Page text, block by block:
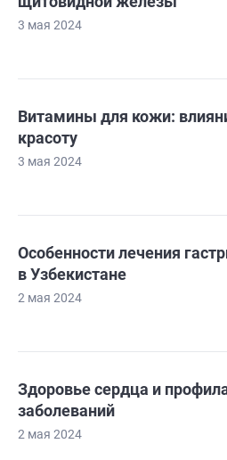
3 мая 2024
Витамины для кожи:
красоту
3 мая 2024
Особенности лечения
в Узбекистане
2 мая 2024
Здоровье сердца и
заболеваний
2 мая 2024